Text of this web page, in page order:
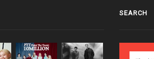
SEARCH